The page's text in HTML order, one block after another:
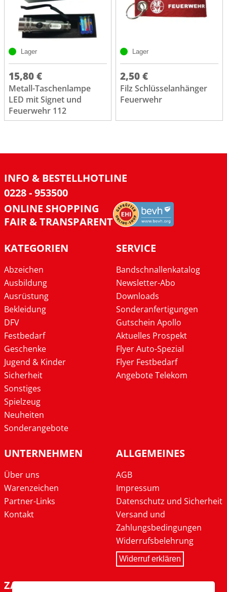
Lager
15,80 €
Metall-Taschenlampe
LED mit Signet und
Feuerwehr 112
Lager
2,50 €
Filz Schlüsselanhänger
Feuerwehr
INFO & BESTELLHOTLINE
0228 - 953500
ONLINE SHOPPING
FAIR & TRANSPARENT
KATEGORIEN
Abzeichen
Ausbildung
Ausrüstung
Bekleidung
DFV
Festbedarf
Geschenke
Jugend & Kinder
Sicherheit
Sonstiges
Spielzeug
Neuheiten
Sonderangebote
SERVICE
Bandschnallenkatalog
Newsletter-Abo
Downloads
Sonderanfertigungen
Gutschein Apollo
Aktuelles Prospekt
Flyer Auto-Spezial
Flyer Festbedarf
Angebote Telekom
UNTERNEHMEN
Über uns
Warenzeichen
Partner-Links
Kontakt
ALLGEMEINES
AGB
Impressum
Datenschutz und Sicherheit
Versand und
Zahlungsbedingungen
Widerrufsbelehrung
Widerruf erklären
ZAHLARTEN